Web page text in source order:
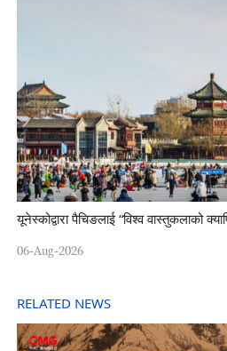
यूनेस्कोद्वारा पैचिङलाई “विश्व वास्तुकलाको
06-Aug-2026
RELATED NEWS